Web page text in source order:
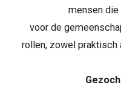
mensen
voor de
rollen, zowel